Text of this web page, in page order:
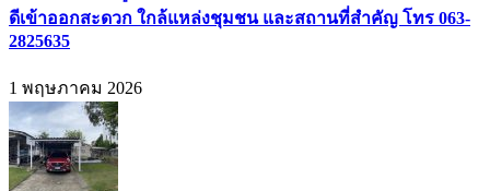
ดีเข้าออกสะดวก ใกล้แหล่งชุมชน และสถานที่สำคัญ โทร 063-
2825635
1 พฤษภาคม 2026